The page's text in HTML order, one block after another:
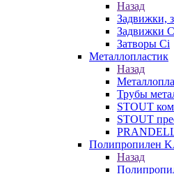
Назад
Задвижки,
Задвижки
Затворы Ci
Металлопластик
Назад
Трубы
STOUT
STOUT
Полипропилен
Назад